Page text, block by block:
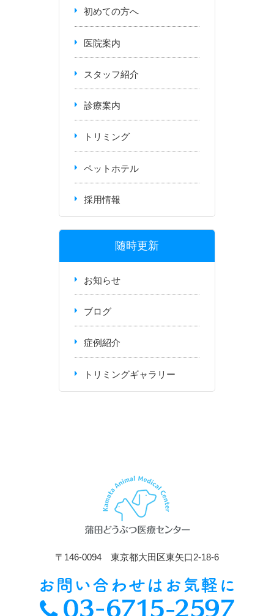
初めての方へ
医院案内
スタッフ紹介
診療案内
トリミング
ペットホテル
採用情報
随時更新
お知らせ
ブログ
症例紹介
トリミングギャラリー
〒146-0094 東京都大田区東矢口2-18-6